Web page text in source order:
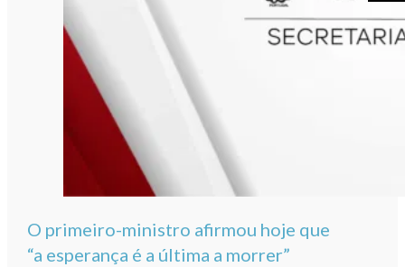
O primeiro-ministro afirmou hoje que
“a esperança é a última a morrer”